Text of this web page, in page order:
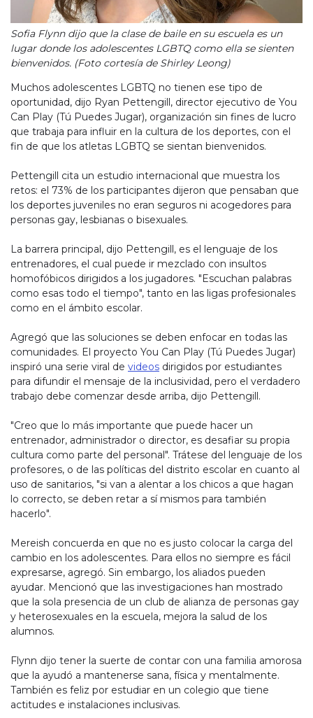
Sofia Flynn dijo que la clase de baile en su escuela es un
lugar donde los adolescentes LGBTQ como ella se sienten
bienvenidos. (Foto cortesía de Shirley Leong)
Muchos adolescentes LGBTQ no tienen ese tipo de
oportunidad, dijo Ryan Pettengill, director ejecutivo de You
Can Play (Tú Puedes Jugar), organización sin fines de lucro
que trabaja para influir en la cultura de los deportes, con el
fin de que los atletas LGBTQ se sientan bienvenidos.
Pettengill cita un estudio internacional que muestra los
retos: el 73% de los participantes dijeron que pensaban que
los deportes juveniles no eran seguros ni acogedores para
personas gay, lesbianas o bisexuales.
La barrera principal, dijo Pettengill, es el lenguaje de los
entrenadores, el cual puede ir mezclado con insultos
homofóbicos dirigidos a los jugadores. "Escuchan palabras
como esas todo el tiempo", tanto en las ligas profesionales
como en el ámbito escolar.
Agregó que las soluciones se deben enfocar en todas las
comunidades. El proyecto You Can Play (Tú Puedes Jugar)
inspiró una serie viral de videos dirigidos por estudiantes
para difundir el mensaje de la inclusividad, pero el verdadero
trabajo debe comenzar desde arriba, dijo Pettengill.
"Creo que lo más importante que puede hacer un
entrenador, administrador o director, es desafiar su propia
cultura como parte del personal". Trátese del lenguaje de los
profesores, o de las políticas del distrito escolar en cuanto al
uso de sanitarios, "si van a alentar a los chicos a que hagan
lo correcto, se deben retar a sí mismos para también
hacerlo".
Mereish concuerda en que no es justo colocar la carga del
cambio en los adolescentes. Para ellos no siempre es fácil
expresarse, agregó. Sin embargo, los aliados pueden
ayudar. Mencionó que las investigaciones han mostrado
que la sola presencia de un club de alianza de personas gay
y heterosexuales en la escuela, mejora la salud de los
alumnos.
Flynn dijo tener la suerte de contar con una familia amorosa
que la ayudó a mantenerse sana, física y mentalmente.
También es feliz por estudiar en un colegio que tiene
actitudes e instalaciones inclusivas.